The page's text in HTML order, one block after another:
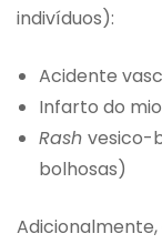
indivíduos):
Acidente
Infarto do
Rash vesico-
bolhosas)